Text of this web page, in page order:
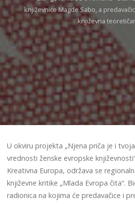
književnice Magde Sabo, a
književna
U okviru projekta „Njena priča je i
vrednosti ženske evropske
Kreativna Europa, održava se
književne kritike „Mlada Evropa čita“.
radionica na kojima će predavačice i